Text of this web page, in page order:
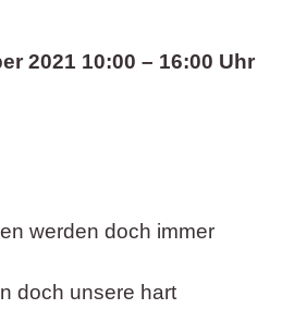
2021 10:00 – 16:00 Uhr
werden doch immer
doch unsere hart